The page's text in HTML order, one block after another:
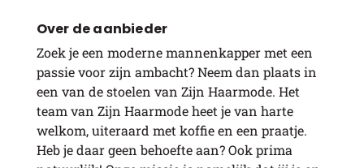
Over de aanbieder
Zoek je een moderne mannenkapper met een
passie voor zijn ambacht? Neem dan plaats in
een van de stoelen van Zijn Haarmode. Het
team van Zijn Haarmode heet je van harte
welkom, uiteraard met koffie en een praatje.
Heb je daar geen behoefte aan? Ook prima